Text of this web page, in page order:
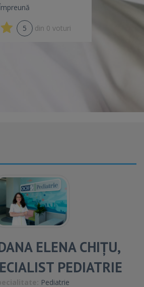
5 din 0 voturi
ELENA CHIȚU,
PEDIATRIE
Pediatrie